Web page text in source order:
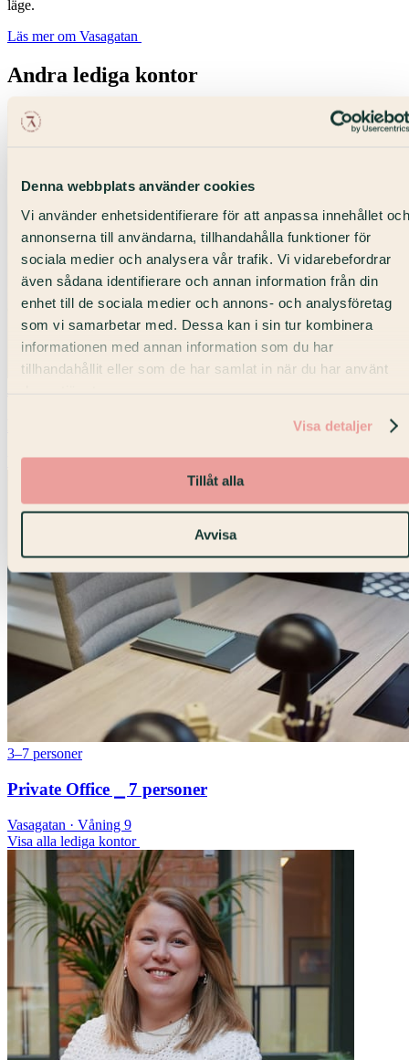
Denna webbplats använder cookies
Vi använder enhetsidentifierare för att anpassa innehållet och
annonserna till användarna, tillhandahålla funktioner för
sociala medier och analysera vår trafik. Vi vidarebefordrar
även sådana identifierare och annan information från din
enhet till de sociala medier och annons- och analysföretag
som vi samarbetar med. Dessa kan i sin tur kombinera
informationen med annan information som du har
tillhandahållit eller som de har samlat in när du har använt
Visa detaljer
Tillåt alla
Avvisa
läge.
Läs mer om Vasagatan
Andra lediga kontor
Vasagatan · Våning 9
3–7 personer
Private Office ⎯ 7 personer
Vasagatan · Våning 9
Visa alla lediga kontor